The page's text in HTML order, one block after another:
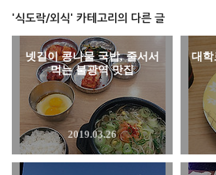
'식도락/외식' 카테고리의 다른 글
넷길이 콩나물 국밥, 줄서서
먹는 불광역 맛집
2019.03.26
대학